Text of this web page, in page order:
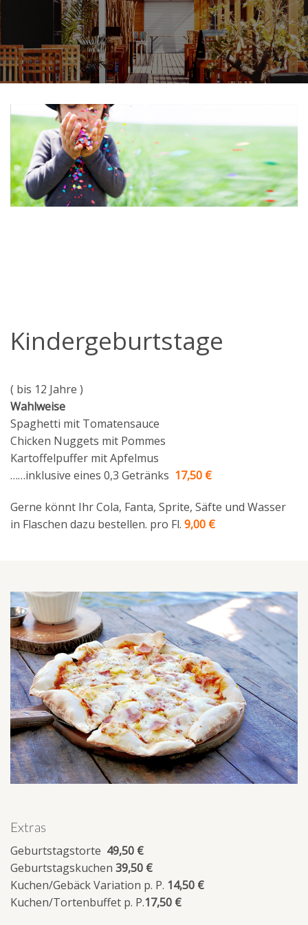
Kindergeburtstage
( bis 12 Jahre )
Wahlweise
Spaghetti mit Tomatensauce
Chicken Nuggets mit Pommes
Kartoffelpuffer mit Apfelmus
……inklusive eines 0,3 Getränks 17,50 €
Gerne könnt Ihr Cola, Fanta, Sprite, Säfte und Wasser
in Flaschen dazu bestellen. pro Fl. 9,00 €
Extras
Geburtstagstorte 49,50 €
Geburtstagskuchen 39,50 €
Kuchen/Gebäck Variation p. P. 14,50 €
Kuchen/Tortenbuffet p. P.17,50 €